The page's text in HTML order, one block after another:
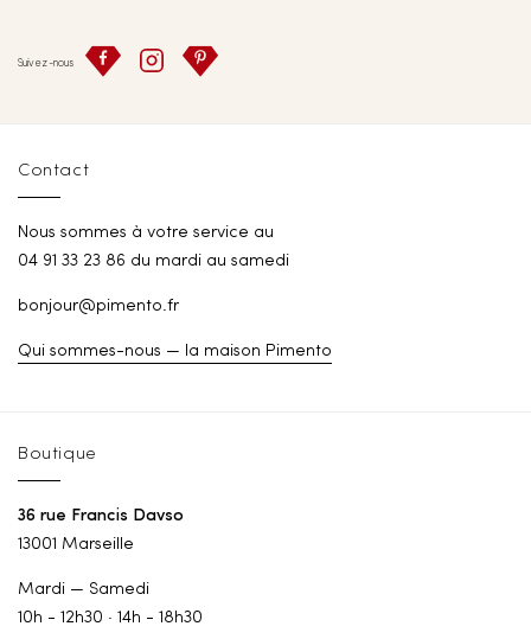
Suivez-nous
Contact
Nous sommes à votre service au
04 91 33 23 86 du mardi au samedi
bonjour@pimento.fr
Qui sommes-nous — la maison Pimento
Boutique
36 rue Francis Davso
13001 Marseille
Mardi — Samedi
10h - 12h30 · 14h - 18h30